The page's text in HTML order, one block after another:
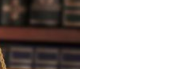
Online Salaris – Salarissen
Nextens-Accorderen aangiften